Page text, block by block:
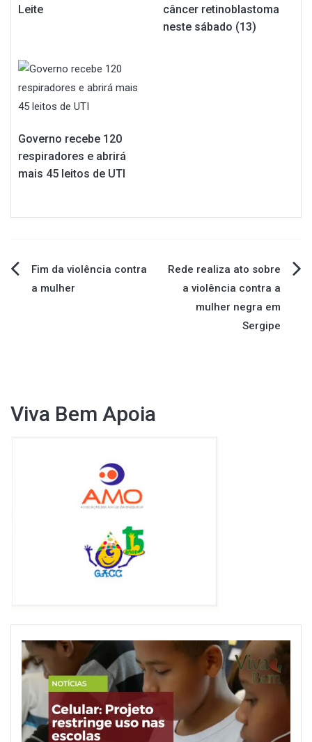
Leite
câncer retinoblastoma
neste sábado (13)
Governo recebe 120
respiradores e abrirá
mais 45 leitos de UTI
Navegação
Fim da violência contra
a mulher
Rede realiza ato sobre
a violência contra a
mulher negra em
Sergipe
Viva Bem Apoia